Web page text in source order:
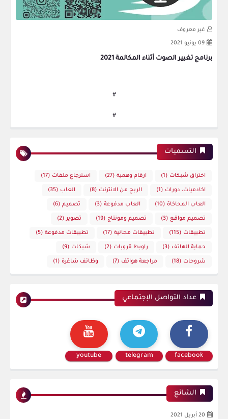
غير معروف
09 يونيو 2021
برنامج تغيير الصوت أثناء المكالمة 2021
#
#
التسميات
اختراق شبكات (1) ارقام وهمية (27) استرجاع ملفات (17)
اكادميات، دورات (1) الربح من الانترنت (8) العاب (35)
العاب المحاكاة (10) العاب مدفوعة (3) تصميم (6)
تصميم مواقع (3) تصميم ومونتاج (19) تصوير (2)
تطبيقات (115) تطبيقات مجانية (17) تطبيقات مدفوعة (5)
حماية الهاتف (3) راوبط قروبات (2) شبكات (9)
شروحات (18) مراجعة هواتف (7) وظائف شاغرة (1)
عداد التواصل الإجتماعي
facebook
telegram
youtube
الشائع
20 أبريل 2021